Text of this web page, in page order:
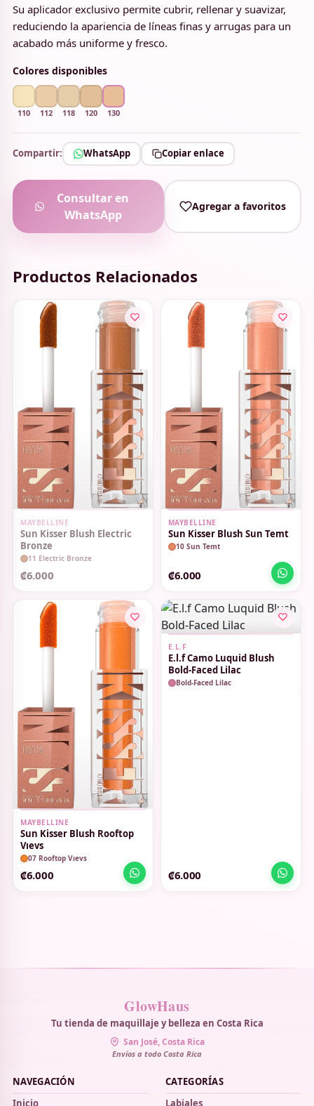
Su aplicador exclusivo permite cubrir, rellenar y suavizar,
reduciendo la apariencia de líneas finas y arrugas para un
acabado más uniforme y fresco.
Colores disponibles
110 112 118 120 130
Compartir: WhatsApp Copiar enlace
Consultar en
WhatsApp
Agregar a favoritos
Productos Relacionados
SIN STOCK
MAYBELLINE
Sun Kisser Blush Electric
Bronze
11 Electric Bronze
₡6.000
MAYBELLINE
Sun Kisser Blush Sun Temt
10 Sun Temt
₡6.000
MAYBELLINE
Sun Kisser Blush Rooftop
Vıevs
07 Rooftop Vıevs
₡6.000
E.L.F
E.l.f Camo Luquid Blush
Bold-Faced Lilac
Bold-Faced Lilac
₡6.000
GlowHaus
Tu tienda de maquillaje y belleza en Costa Rica
San José, Costa Rica
Envíos a todo Costa Rica
NAVEGACIÓN
Inicio
CATEGORÍAS
Labiales